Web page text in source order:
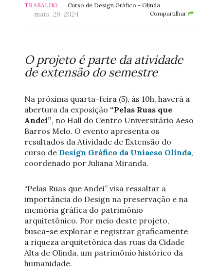
TRABALHO Curso de Design Gráfico - Olinda
maio. 29, 2024 Compartilhar
O projeto é parte da atividade
de extensão do semestre
Na próxima quarta-feira (5), às 10h, haverá a
abertura da exposição “Pelas Ruas que
Andei”, no Hall do Centro Universitário Aeso
Barros Melo. O evento apresenta os
resultados da Atividade de Extensão do
curso de Design Gráfico da Uniaeso Olinda,
coordenado por Juliana Miranda.
“Pelas Ruas que Andei” visa ressaltar a
importância do Design na preservação e na
memória gráfica do patrimônio
arquitetônico. Por meio deste projeto,
busca-se explorar e registrar graficamente
a riqueza arquitetônica das ruas da Cidade
Alta de Olinda, um patrimônio histórico da
humanidade.